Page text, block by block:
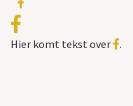
Hier komt tekst over .